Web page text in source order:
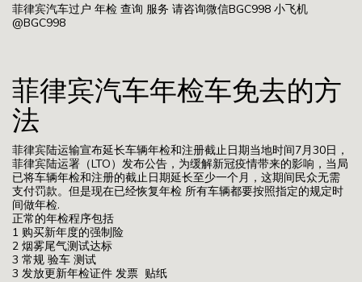
菲律宾汽车过户 年检 查询 服务 请咨询微信BGC998 小飞机
@BGC998
菲律宾汽车年检车免去的方
法
菲律宾陆运输宣布延长车辆年检和注册截止日期当地时间7月30日，
菲律宾陆运署（LTO）发布公告，为缓解新冠疫情带来的影响，当局
已将车辆年检和注册的截止日期延长至少一个月，这期间民众无需
支付罚款。但是现在已经恢复年检 所有车辆都要按照指定的规定时
间做年检.
正常的年检程序包括
1 购买新年度的强制险
2 烟雾尾气测试达标
3 常规 验车 测试
3 发放更新年检证件 发票 贴纸